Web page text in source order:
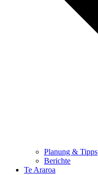
Planung & Tipps
Berichte
Te Araroa